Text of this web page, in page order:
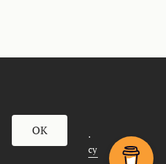
All Rights Reserved.
Marketing Agency
Импресум
OK